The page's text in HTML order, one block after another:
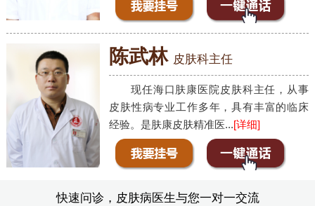
陈武林 皮肤科主任
现任海口肤康医院皮肤科主任，从事
皮肤性病专业工作多年，具有丰富的临床
经验。是肤康皮肤精准医...[详细]
快速问诊，皮肤病医生与您一对一交流